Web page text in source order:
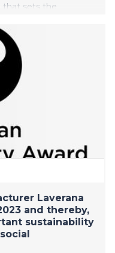
that sets the
loss.
Laverana
and thereby,
sustainability